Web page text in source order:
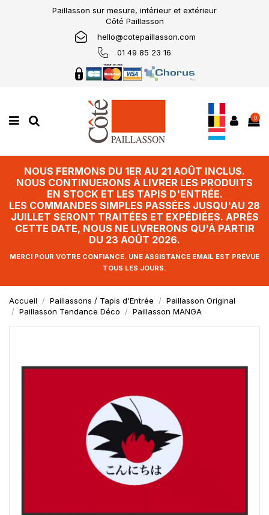
Paillasson sur mesure, intérieur et extérieur
Côté Paillasson
hello@cotepaillasson.com
01 49 85 23 16
0
NOUS FERMONS DU 1ER AU 21 AOÛT INCLUS.
NOUS CONTINUERONS À LIVRER LES PRODUITS
EN STOCK ET LES TAPIS D'ENTRÉE.
LES COMMANDES SIMPLES PASSÉES JUSQU'AU 28
JUILLET SERONT TRAITÉES ET EXPÉDIÉES. APRÈS
CETTE DATE, NOUS NE LIVRERONS QU'À PARTIR
DU 23 AOÛT 2026.
MERCI POUR VOTRE CONFIANCE. UNE ASSISTANCE EMAIL EST PRÉVUE
TOUS LES JOURS.
Accueil Paillassons / Tapis d'Entrée
Paillasson Original
Paillasson Tendance Déco
Paillasson MANGA